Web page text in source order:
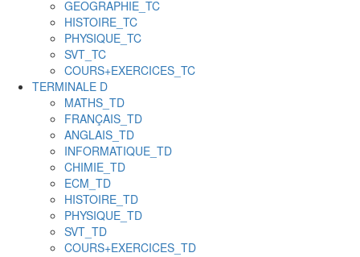
GEOGRAPHIE_TC
HISTOIRE_TC
PHYSIQUE_TC
SVT_TC
COURS+EXERCICES_TC
TERMINALE D
MATHS_TD
FRANÇAIS_TD
ANGLAIS_TD
INFORMATIQUE_TD
CHIMIE_TD
ECM_TD
HISTOIRE_TD
PHYSIQUE_TD
SVT_TD
COURS+EXERCICES_TD